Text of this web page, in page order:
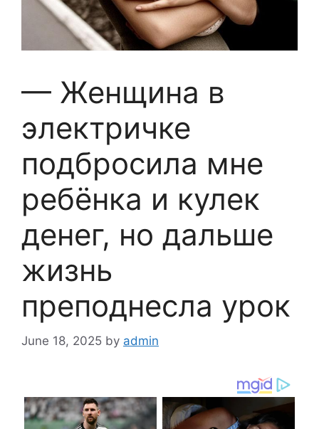
— Женщина в
электричке
подбросила мне
ребёнка и кулек
денег, но дальше
жизнь
преподнесла урок
June 18, 2025 by admin